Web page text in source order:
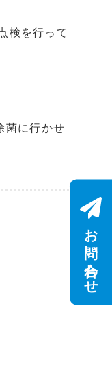
検を行って
菌に行かせ
お問い合わせ